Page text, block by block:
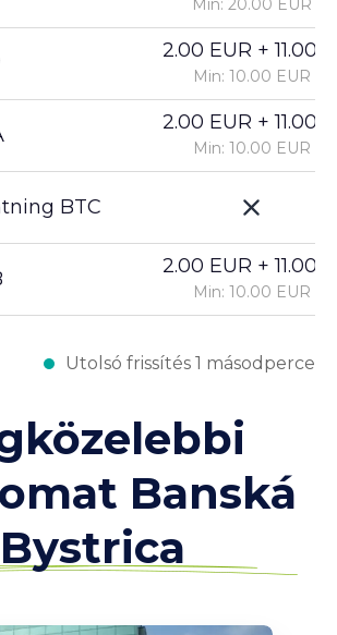
BTC
Min: 20.00 EUR
2.00 EUR +
Min: 10.00 EUR
2.00 EUR +
Min: 10.00 EUR
2.00 EUR +
Min: 10.00 EUR
Utolsó frissítés 1 másodperce
Banská
Bystrica